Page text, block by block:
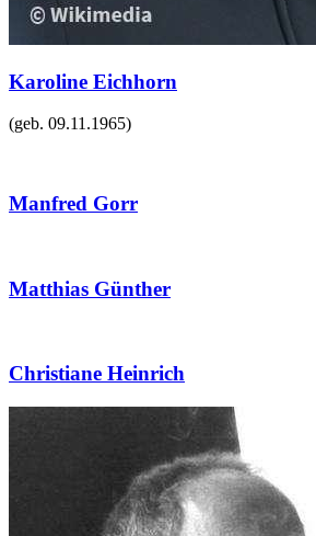
Karoline Eichhorn
(geb. 09.11.1965)
Manfred Gorr
Matthias Günther
Christiane Heinrich